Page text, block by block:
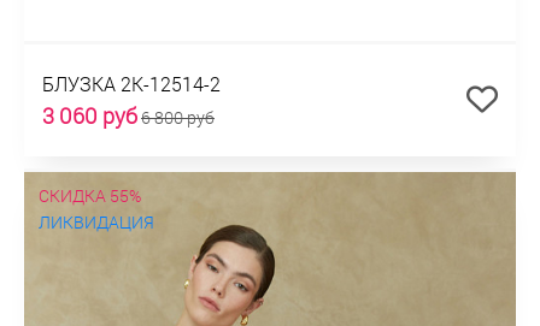
БЛУЗКА 2К-12514-2
3 060 руб6 800 руб
СКИДКА 55%
ЛИКВИДАЦИЯ